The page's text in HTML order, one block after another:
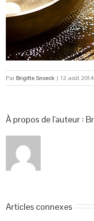
Par Brigitte Snoeck | 12 août 2014
À propos de l'auteur :
Articles connexes